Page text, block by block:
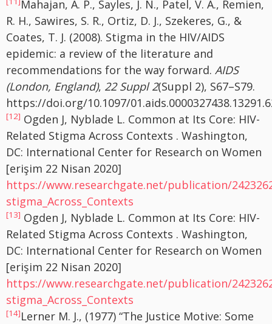
Mahajan, A. P., Sayles, J. N., Patel, V. A., Remien,
R. H., Sawires, S. R., Ortiz, D. J., Szekeres, G., &
Coates, T. J. (2008). Stigma in the HIV/AIDS
epidemic: a review of the literature and
recommendations for the way forward. AIDS
(London, England), 22 Suppl 2(Suppl 2), S67–S79.
https://doi.org/10.1097/
[12] Ogden J, Nyblade L. Common at Its Core: HIV-
Related Stigma Across Contexts . Washington,
DC: International Center for Research on Women
[erişim 22 Nisan 2020]
https://www.researchgate.net/publication/
stigma_Across_Contexts
[13] Ogden J, Nyblade L. Common at Its Core: HIV-
Related Stigma Across Contexts . Washington,
DC: International Center for Research on Women
[erişim 22 Nisan 2020]
https://www.researchgate.net/publication/
stigma_Across_Contexts
[14]Lerner M. J., (1977) “The Justice Motive: Some